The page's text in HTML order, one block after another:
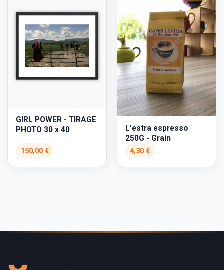
GIRL POWER - TIRAGE
PHOTO 30 x 40
150,00 €
L'estra espresso
250G - Grain
4,30 €